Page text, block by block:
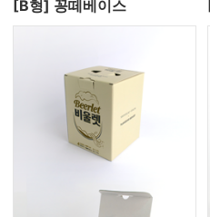
[B형] 꽁떼베이스